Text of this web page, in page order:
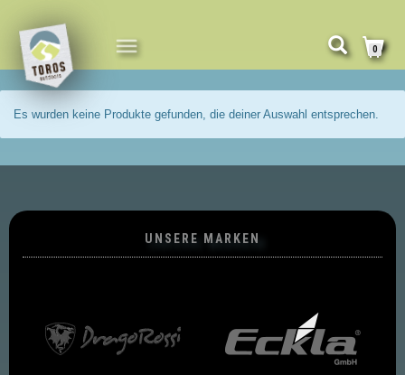
NAVIGATION
UMSCHALTEN
0
Es wurden keine Produkte gefunden, die deiner Auswahl entsprechen.
UNSERE MARKEN